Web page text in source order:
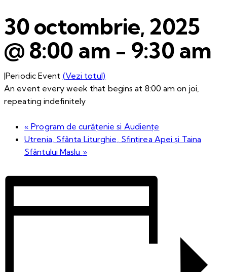
30 octombrie, 2025
@ 8:00 am - 9:30 am
|Periodic Event (Vezi totul)
An event every week that begins at 8:00 am on joi,
repeating indefinitely
« Program de curățenie si Audiențe
Utrenia, Sfânta Liturghie, Sfințirea Apei și Taina
Sfântului Maslu »